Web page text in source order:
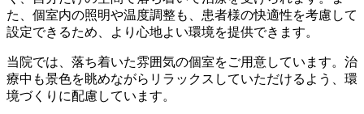
た、個室内の照明や温度調整も、患者様の快適性を考慮して
設定できるため、より心地よい環境を提供できます。
当院では、落ち着いた雰囲気の個室をご用意しています。治
療中も景色を眺めながらリラックスしていただけるよう、環
境づくりに配慮しています。